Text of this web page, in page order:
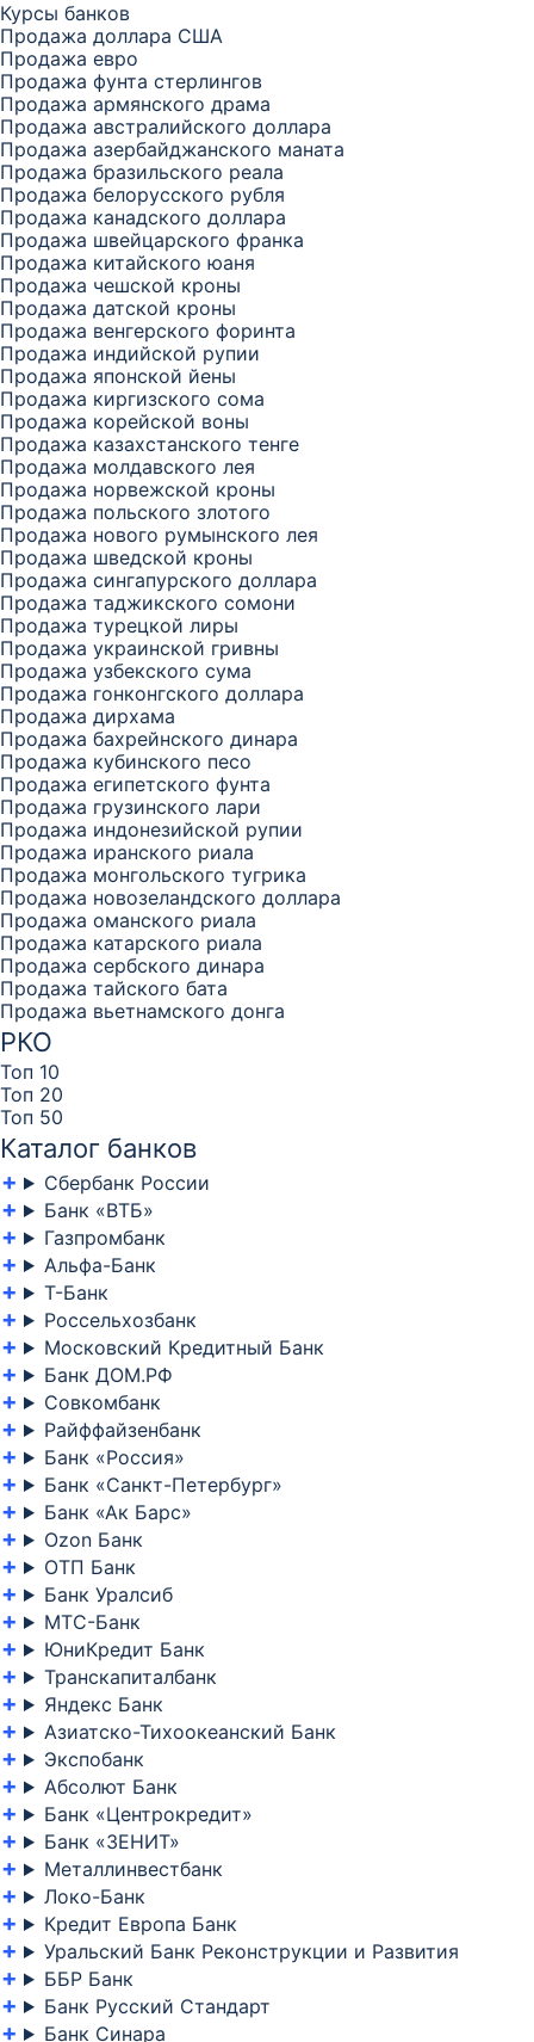
Курсы банков
Продажа доллара США
Продажа евро
Продажа фунта стерлингов
Продажа армянского драма
Продажа австралийского доллара
Продажа азербайджанского маната
Продажа бразильского реала
Продажа белорусского рубля
Продажа канадского доллара
Продажа швейцарского франка
Продажа китайского юаня
Продажа чешской кроны
Продажа датской кроны
Продажа венгерского форинта
Продажа индийской рупии
Продажа японской йены
Продажа киргизского сома
Продажа корейской воны
Продажа казахстанского тенге
Продажа молдавского лея
Продажа норвежской кроны
Продажа польского злотого
Продажа нового румынского лея
Продажа шведской кроны
Продажа сингапурского доллара
Продажа таджикского сомони
Продажа турецкой лиры
Продажа украинской гривны
Продажа узбекского сума
Продажа гонконгского доллара
Продажа дирхама
Продажа бахрейнского динара
Продажа кубинского песо
Продажа египетского фунта
Продажа грузинского лари
Продажа индонезийской рупии
Продажа иранского риала
Продажа монгольского тугрика
Продажа новозеландского доллара
Продажа оманского риала
Продажа катарского риала
Продажа сербского динара
Продажа тайского бата
Продажа вьетнамского донга
РКО
Топ 10
Топ 20
Топ 50
Каталог банков
Сбербанк России
Банк «ВТБ»
Газпромбанк
Альфа-Банк
Т-Банк
Россельхозбанк
Московский Кредитный Банк
Банк ДОМ.РФ
Совкомбанк
Райффайзенбанк
Банк «Россия»
Банк «Санкт-Петербург»
Банк «Ак Барс»
Ozon Банк
ОТП Банк
Банк Уралсиб
МТС-Банк
ЮниКредит Банк
Транскапиталбанк
Яндекс Банк
Азиатско-Тихоокеанский Банк
Экспобанк
Абсолют Банк
Банк «Центрокредит»
Банк «ЗЕНИТ»
Металлинвестбанк
Локо-Банк
Кредит Европа Банк
Уральский Банк Реконструкции и Развития
ББР Банк
Банк Русский Стандарт
Банк Синара